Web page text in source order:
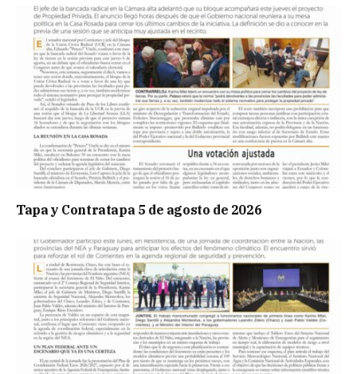
Tapa y Contratapa 5 de agosto de 2026